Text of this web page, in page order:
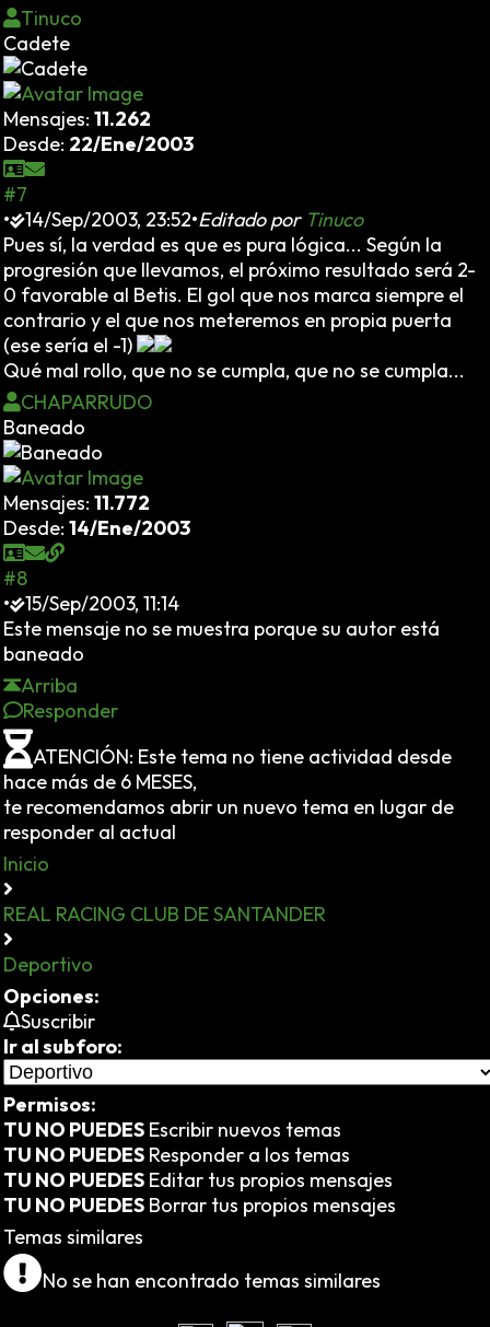
Tinuco
Cadete
Mensajes: 11.262
Desde: 22/Ene/2003
#7
•
14/Sep/2003, 23:52•Editado por Tinuco
Pues sí, la verdad es que es pura lógica... Según la
progresión que llevamos, el próximo resultado será 2-
0 favorable al Betis. El gol que nos marca siempre el
contrario y el que nos meteremos en propia puerta
(ese sería el -1)
Qué mal rollo, que no se cumpla, que no se cumpla...
CHAPARRUDO
Baneado
Mensajes: 11.772
Desde: 14/Ene/2003
#8
•
15/Sep/2003, 11:14
Este mensaje no se muestra porque su autor está
baneado
Arriba
Responder
ATENCIÓN: Este tema no tiene actividad desde
hace más de 6 MESES,
te recomendamos abrir un nuevo tema en lugar de
responder al actual
Inicio
REAL RACING CLUB DE SANTANDER
Deportivo
Opciones:
Suscribir
Ir al subforo:
Permisos:
TU NO PUEDES Escribir nuevos temas
TU NO PUEDES Responder a los temas
TU NO PUEDES Editar tus propios mensajes
TU NO PUEDES Borrar tus propios mensajes
Temas similares
No se han encontrado temas similares